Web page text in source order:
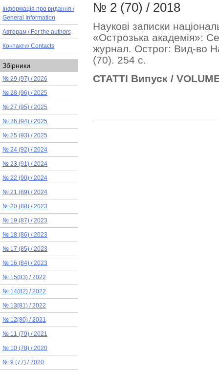
Інформація про видання /
General Information
Авторам / For the authors
Контакти/ Contacts
Збірники
№ 29 (97) / 2026
№ 28 (96) / 2025
№ 27 (95) / 2025
№ 26 (94) / 2025
№ 25 (93) / 2025
№ 24 (92) / 2024
№ 23 (91) / 2024
№ 22 (90) / 2024
№ 21 (89) / 2024
№ 20 (88) / 2023
№ 19 (87) / 2023
№ 18 (86) / 2023
№ 17 (85) / 2023
№ 16 (84) / 2023
№ 15(83) / 2022
№ 14(82) / 2022
№ 13(81) / 2022
№ 12(80) / 2021
№ 11 (79) / 2021
№ 10 (78) / 2020
№ 9 (77) / 2020
№ 2 (70) / 2018
Наукові записки
«Острозька академія»:
журнал. Острог: Вид-во
(70). 254 с.
СТАТТІ Випуск /